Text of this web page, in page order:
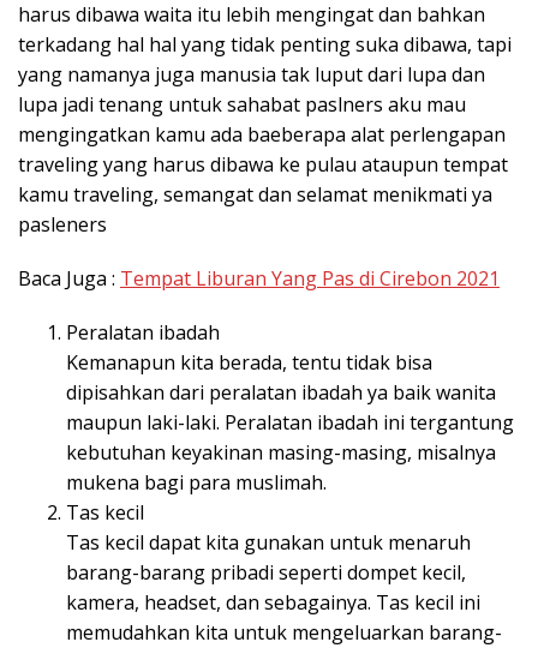
harus dibawa waita itu lebih mengingat dan bahkan
terkadang hal hal yang tidak penting suka dibawa, tapi
yang namanya juga manusia tak luput dari lupa dan
lupa jadi tenang untuk sahabat paslners aku mau
mengingatkan kamu ada baeberapa alat perlengapan
traveling yang harus dibawa ke pulau ataupun tempat
kamu traveling, semangat dan selamat menikmati ya
pasleners
Baca Juga : Tempat Liburan Yang Pas di Cirebon 2021
Peralatan ibadah
Kemanapun kita berada, tentu tidak bisa
dipisahkan dari peralatan ibadah ya baik wanita
maupun laki-laki. Peralatan ibadah ini tergantung
kebutuhan keyakinan masing-masing, misalnya
mukena bagi para muslimah.
Tas kecil
Tas kecil dapat kita gunakan untuk menaruh
barang-barang pribadi seperti dompet kecil,
kamera, headset, dan sebagainya. Tas kecil ini
memudahkan kita untuk mengeluarkan barang-